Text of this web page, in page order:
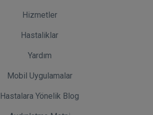
Hizmetler
Hastaliklar
Yardım
Mobil Uygulamalar
Hastalara Yönelik Blog